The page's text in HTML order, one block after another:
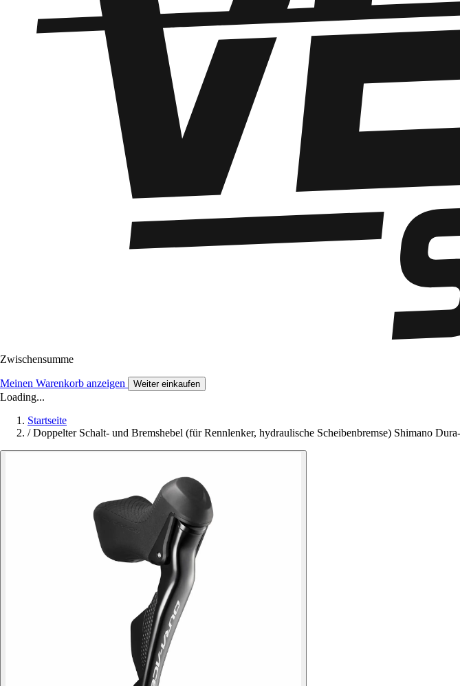
Zwischensumme
Meinen Warenkorb anzeigen Weiter einkaufen
Loading...
Startseite
/ Doppelter Schalt- und Bremshebel (für Rennlenker, hydraulische Scheibenbremse) Shimano